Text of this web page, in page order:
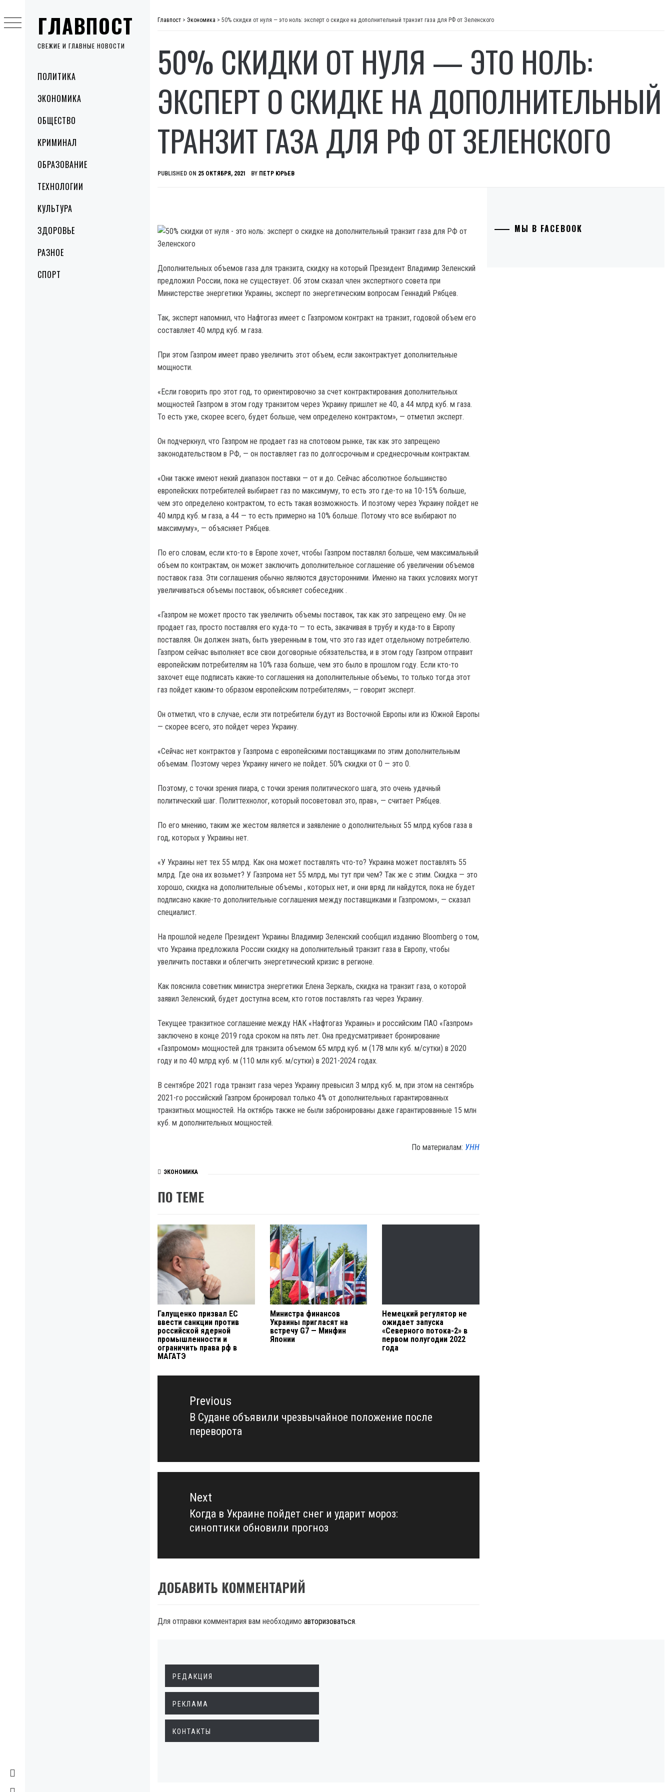
ГЛАВПОСТ
СВЕЖИЕ И ГЛАВНЫЕ НОВОСТИ
MenuПОЛИТИКА
ЭКОНОМИКА
ОБЩЕСТВО
КРИМИНАЛ
ОБРАЗОВАНИЕ
ТЕХНОЛОГИИ
КУЛЬТУРА
ЗДОРОВЬЕ
РАЗНОЕ
СПОРТ
to
content
Главпост > Экономика > 50% скидки от нуля — это ноль: эксперт о скидке на дополнительный транзит газа для РФ от Зеленского
50% СКИДКИ ОТ НУЛЯ — ЭТО НОЛЬ:
ЭКСПЕРТ О СКИДКЕ НА ДОПОЛНИТЕЛЬНЫЙ
ТРАНЗИТ ГАЗА ДЛЯ РФ ОТ ЗЕЛЕНСКОГО
PUBLISHED ON 25 ОКТЯБРЯ, 2021 BY ПЕТР ЮРЬЕВ
Дополнительных объемов газа для транзита, скидку на который Президент Владимир Зеленский
предложил России, пока не существует. Об этом сказал член экспертного совета при
Министерстве энергетики Украины, эксперт по энергетическим вопросам Геннадий Рябцев.
Так, эксперт напомнил, что Нафтогаз имеет с Газпромом контракт на транзит, годовой объем его
составляет 40 млрд куб. м газа.
При этом Газпром имеет право увеличить этот объем, если законтрактует дополнительные
мощности.
«Если говорить про этот год, то ориентировочно за счет контрактирования дополнительных
мощностей Газпром в этом году транзитом через Украину пришлет не 40, а 44 млрд куб. м газа.
То есть уже, скорее всего, будет больше, чем определено контрактом», — отметил эксперт.
Он подчеркнул, что Газпром не продает газ на спотовом рынке, так как это запрещено
законодательством в РФ, — он поставляет газ по долгосрочным и среднесрочным контрактам.
«Они также имеют некий диапазон поставки — от и до. Сейчас абсолютное большинство
европейских потребителей выбирает газ по максимуму, то есть это где-то на 10-15% больше,
чем это определено контрактом, то есть такая возможность. И поэтому через Украину пойдет не
40 млрд куб. м газа, а 44 — то есть примерно на 10% больше. Потому что все выбирают по
максимуму», — объясняет Рябцев.
По его словам, если кто-то в Европе хочет, чтобы Газпром поставлял больше, чем максимальный
объем по контрактам, он может заключить дополнительное соглашение об увеличении объемов
поставок газа. Эти соглашения обычно являются двусторонними. Именно на таких условиях могут
увеличиваться объемы поставок, объясняет собеседник .
«Газпром не может просто так увеличить объемы поставок, так как это запрещено ему. Он не
продает газ, просто поставляя его куда-то — то есть, закачивая в трубу и куда-то в Европу
поставляя. Он должен знать, быть уверенным в том, что это газ идет отдельному потребителю.
Газпром сейчас выполняет все свои договорные обязательства, и в этом году Газпром отправит
европейским потребителям на 10% газа больше, чем это было в прошлом году. Если кто-то
захочет еще подписать какие-то соглашения на дополнительные объемы, то только тогда этот
газ пойдет каким-то образом европейским потребителям», — говорит эксперт.
Он отметил, что в случае, если эти потребители будут из Восточной Европы или из Южной Европы
— скорее всего, это пойдет через Украину.
«Сейчас нет контрактов у Газпрома с европейскими поставщиками по этим дополнительным
объемам. Поэтому через Украину ничего не пойдет. 50% скидки от 0 — это 0.
Поэтому, с точки зрения пиара, с точки зрения политического шага, это очень удачный
политический шаг. Политтехнолог, который посоветовал это, прав», — считает Рябцев.
По его мнению, таким же жестом является и заявление о дополнительных 55 млрд кубов газа в
год, которых у Украины нет.
«У Украины нет тех 55 млрд. Как она может поставлять что-то? Украина может поставлять 55
млрд. Где она их возьмет? У Газпрома нет 55 млрд, мы тут при чем? Так же с этим. Скидка — это
хорошо, скидка на дополнительные объемы , которых нет, и они вряд ли найдутся, пока не будет
подписано какие-то дополнительные соглашения между поставщиками и Газпромом», — сказал
специалист.
На прошлой неделе Президент Украины Владимир Зеленский сообщил изданию Bloomberg о том,
что Украина предложила России скидку на дополнительный транзит газа в Европу, чтобы
увеличить поставки и облегчить энергетический кризис в регионе.
Как пояснила советник министра энергетики Елена Зеркаль, скидка на транзит газа, о которой
заявил Зеленский, будет доступна всем, кто готов поставлять газ через Украину.
Текущее транзитное соглашение между НАК «Нафтогаз Украины» и российским ПАО «Газпром»
заключено в конце 2019 года сроком на пять лет. Она предусматривает бронирование
«Газпромом» мощностей для транзита объемом 65 млрд куб. м (178 млн куб. м/сутки) в 2020
году и по 40 млрд куб. м (110 млн куб. м/сутки) в 2021-2024 годах.
В сентябре 2021 года транзит газа через Украину превысил 3 млрд куб. м, при этом на сентябрь
2021-го российский Газпром бронировал только 4% от дополнительных гарантированных
транзитных мощностей. На октябрь также не были забронированы даже гарантированные 15 млн
куб. м дополнительных мощностей.
По материалам: УНН
ЭКОНОМИКА
ПО ТЕМЕ
Галущенко призвал ЕС
ввести санкции против
российской ядерной
промышленности и
ограничить права рф в
МАГАТЭ
Министра финансов
Украины пригласят на
встречу G7 — Минфин
Японии
Немецкий регулятор не
ожидает запуска
«Северного потока-2» в
первом полугодии 2022
года
Навигация
записямPrevious
Previous
post:
В Судане объявили чрезвычайное положение после
переворота
Next
Next
post:
Когда в Украине пойдет снег и ударит мороз:
синоптики обновили прогноз
ДОБАВИТЬ КОММЕНТАРИЙ
Для отправки комментария вам необходимо авторизоваться.
МЫ В FACEBOOK
РЕДАКЦИЯ
РЕКЛАМА
КОНТАКТЫ